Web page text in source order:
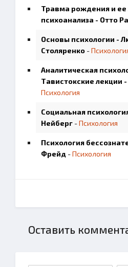
Травма рождения и ее
психоанализа - Отто
Основы психологии -
Столяренко -
Аналитическая
Тавистокские лекции
Психология
Социальная
Нейберг -Психология
Психология
Фрейд -Психология
Оставить